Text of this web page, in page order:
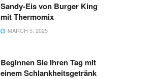
Sandy-Eis von Burger King
mit Thermomix
MARCH 5, 2025
Beginnen Sie Ihren Tag mit
einem Schlankheitsgetränk